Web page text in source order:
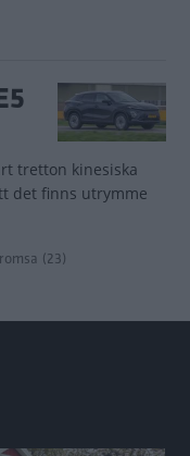
tretton kinesiska
det finns utrymme
(23)